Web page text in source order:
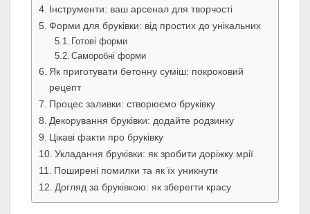
Інструменти: ваш арсенал для творчості
Форми для бруківки: від простих до унікальних
Готові форми
Саморобні форми
Як приготувати бетонну суміш: покроковий
рецепт
Процес заливки: створюємо бруківку
Декорування бруківки: додайте родзинку
Цікаві факти про бруківку
Укладання бруківки: як зробити доріжку мрії
Поширені помилки та як їх уникнути
Догляд за бруківкою: як зберегти красу